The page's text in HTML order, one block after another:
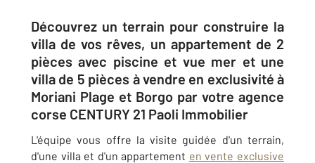
Découvrez un terrain pour construire la
villa de vos rêves, un appartement de 2
pièces avec piscine et vue mer et une
villa de 5 pièces à vendre en exclusivité à
Moriani Plage et Borgo par votre agence
corse CENTURY 21 Paoli Immobilier
L'équipe vous offre la visite guidée d'un terrain,
d'une villa et d'un appartement en vente exclusive